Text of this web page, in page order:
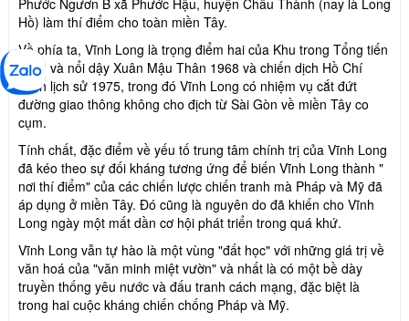
Hồ) làm thí điểm cho toàn miền Tây.
Về phía ta, Vĩnh Long là trọng điểm hai của Khu trong Tổng tiến
công và nổi dậy Xuân Mậu Thân 1968 và chiến dịch Hồ Chí
Minh lịch sử 1975, trong đó Vĩnh Long có nhiệm vụ cắt đứt
đường giao thông không cho địch từ Sài Gòn về miền Tây co
cụm.
Tính chất, đặc điểm về yếu tố trung tâm chính trị của Vĩnh Long
đã kéo theo sự đối kháng tương ứng để biến Vĩnh Long thành "
nơi thí điểm" của các chiến lược chiến tranh mà Pháp và Mỹ đã
áp dụng ở miền Tây. Đó cũng là nguyên do đã khiến cho Vĩnh
Long ngày một mất dần cơ hội phát triển trong quá khứ.
Vĩnh Long vẫn tự hào là một vùng "đất học" với những giá trị về
văn hoá của "văn minh miệt vườn" và nhất là có một bề dày
truyền thống yêu nước và đấu tranh cách mạng, đặc biệt là
trong hai cuộc kháng chiến chống Pháp và Mỹ.